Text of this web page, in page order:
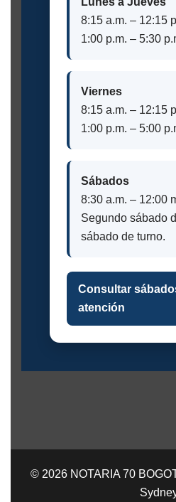
8:15 a.m. – 12:15
1:00 p.m. – 5:30
Viernes
8:15 a.m. – 12:15
1:00 p.m. – 5:00
Sábados
8:30 a.m. – 12:00
Segundo sábado
sábado de turno.
Consultar
atención
© 2026 NOTARIA 70